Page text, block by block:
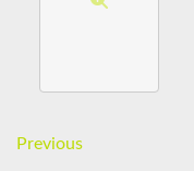
Previous